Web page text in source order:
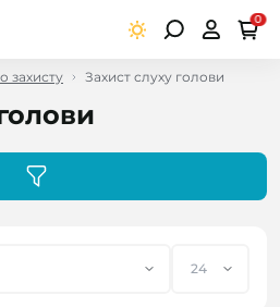
0
захисту Захист слуху голови